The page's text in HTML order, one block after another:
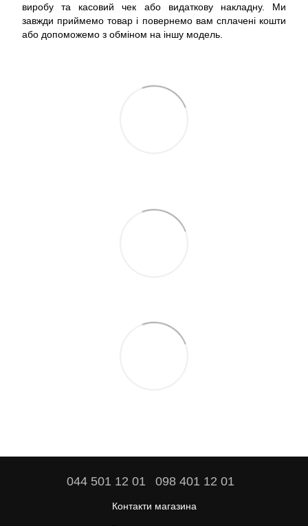
виробу та касовий чек або видаткову накладну. Ми
завжди приймемо товар і повернемо вам сплачені кошти
або допоможемо з обміном на іншу модель.
044 501 12 01 098 401 12 01
Контакти магазина